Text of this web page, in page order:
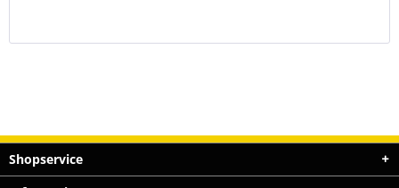
Shopservice